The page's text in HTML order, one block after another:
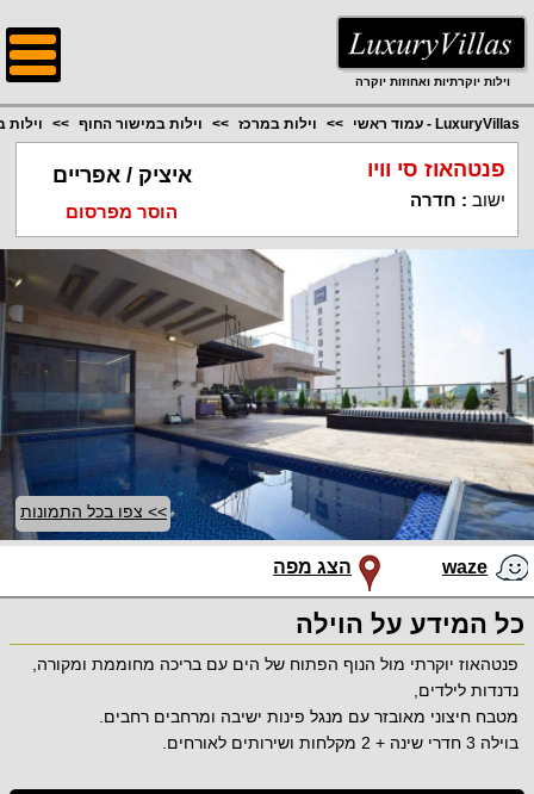
וילות יוקרתיות ואחוזות יוקרה
LuxuryVillas - עמוד ראשי וילות במרכז וילות במישור החוף
פנטהאוז סי וויו
ישוב : חדרה
איציק / אפריים
הוסר מפרסום
>> צפו בכל התמונות
waze הצג מפה
כל המידע על הוילה
פנטהאוז יוקרתי מול הנוף הפתוח של הים עם בריכה מחוממת ומקורה,
נדנדות לילדים,
מטבח חיצוני מאובזר עם מנגל פינות ישיבה ומרחבים רחבים.
בוילה 3 חדרי שינה + 2 מקלחות ושירותים לאורחים.